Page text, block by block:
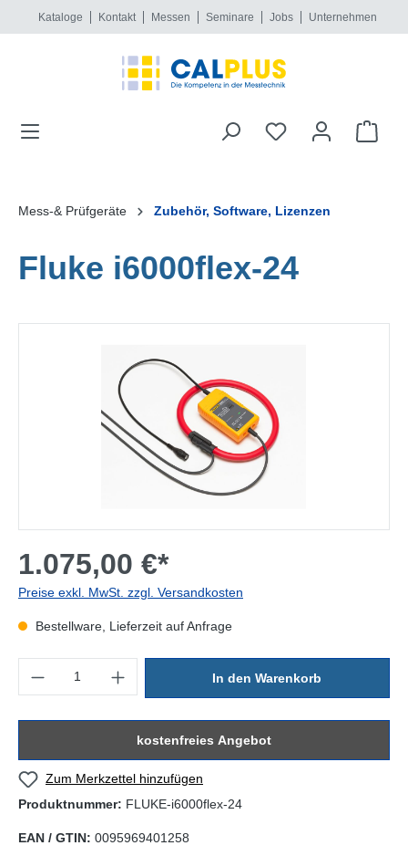
springen
Kataloge Kontakt Messen Seminare Jobs Unternehmen
Mess-& Prüfgeräte Zubehör, Software, Lizenzen
Fluke i6000flex-24
1.075,00 €*
Preise exkl. MwSt. zzgl. Versandkosten
Bestellware, Lieferzeit auf Anfrage
In den Warenkorb
kostenfreies Angebot
Zum Merkzettel hinzufügen
Produktnummer: FLUKE-i6000flex-24
EAN / GTIN: 0095969401258